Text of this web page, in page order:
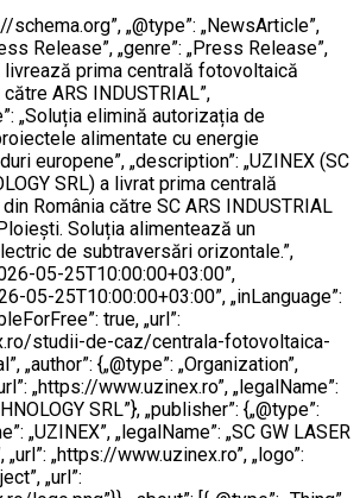
schema.org”, „@type”: „NewsArticle”,
Release”, „genre”: „Press Release”,
livrează prima centrală fotovoltaică
ARS INDUSTRIAL”,
„Soluția elimină autorizația de
alimentate cu energie
europene”, „description”: „UZINEX (SC
SRL) a livrat prima centrală
România către SC ARS INDUSTRIAL
Soluția alimentează un
de subtraversări orizontale.”,
05-25T10:00:00+03:00”,
05-25T10:00:00+03:00”, „inLanguage”:
true, „url”:
studii-de-caz/centrala-fotovoltaica-
„author”: {„@type”: „Organization”,
„https://www.uzinex.ro”, „legalName”:
SRL”}, „publisher”: {„@type”:
„UZINEX”, „legalName”: „SC GW LASER
„url”: „https://www.uzinex.ro”, „logo”:
„url”: